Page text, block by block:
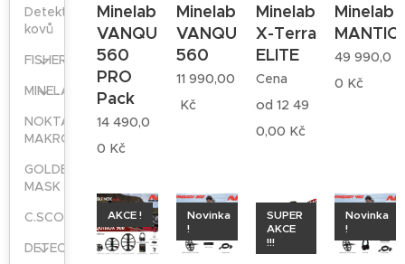
Detektory
kovů
FISHER
MINELAB
NOKTA-
MAKRO
GOLDEN
MASK
C.SCOPE
DETECH
Minelab
VANQUISH
560
PRO
Pack
14 490,0
0 Kč
Minelab
VANQUISH
560
11 990,00
Kč
Minelab
X-Terra
ELITE
Cena
od 12 49
0,00 Kč
Minelab
49 990,0
0 Kč
AKCE !
Novinka
!
SUPER
AKCE
!!!
Novinka
!